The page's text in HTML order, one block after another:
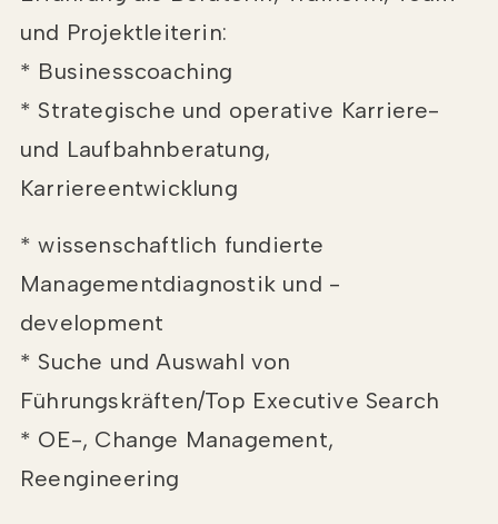
und Projektleiterin:
* Businesscoaching
* Strategische und operative Karriere-
und Laufbahnberatung,
Karriereentwicklung
* wissenschaftlich fundierte
Managementdiagnostik und -
development
* Suche und Auswahl von
Führungskräften/Top Executive Search
* OE-, Change Management,
Reengineering